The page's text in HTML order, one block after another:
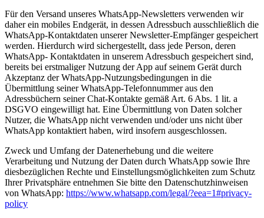
Für den Versand unseres WhatsApp-Newsletters verwenden wir
daher ein mobiles Endgerät, in dessen Adressbuch ausschließlich die
WhatsApp-Kontaktdaten unserer Newsletter-Empfänger gespeichert
werden. Hierdurch wird sichergestellt, dass jede Person, deren
WhatsApp- Kontaktdaten in unserem Adressbuch gespeichert sind,
bereits bei erstmaliger Nutzung der App auf seinem Gerät durch
Akzeptanz der WhatsApp-Nutzungsbedingungen in die
Übermittlung seiner WhatsApp-Telefonnummer aus den
Adressbüchern seiner Chat-Kontakte gemäß Art. 6 Abs. 1 lit. a
DSGVO eingewilligt hat. Eine Übermittlung von Daten solcher
Nutzer, die WhatsApp nicht verwenden und/oder uns nicht über
WhatsApp kontaktiert haben, wird insofern ausgeschlossen.
Zweck und Umfang der Datenerhebung und die weitere
Verarbeitung und Nutzung der Daten durch WhatsApp sowie Ihre
diesbezüglichen Rechte und Einstellungsmöglichkeiten zum Schutz
Ihrer Privatsphäre entnehmen Sie bitte den Datenschutzhinweisen
von WhatsApp: https://www.whatsapp.com/legal/?eea=1#privacy-
policy